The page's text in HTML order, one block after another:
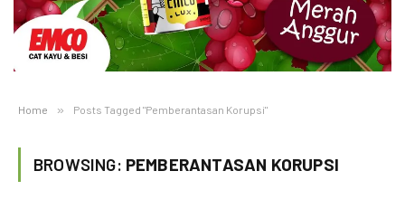
Home » Posts Tagged "Pemberantasan Korupsi"
BROWSING: PEMBERANTASAN KORUPSI